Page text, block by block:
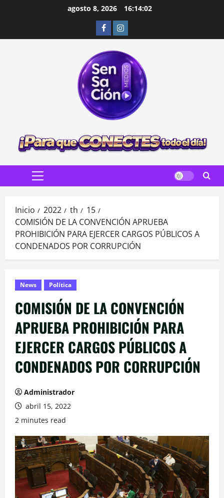
agosto 8, 2026 16:14:04
FacebookInstagram
Menú
Inicio 2022 th
15
COMISIÓN DE LA CONVENCIÓN APRUEBA
PROHIBICIÓN PARA EJERCER CARGOS PÚBLICOS A
CONDENADOS POR CORRUPCIÓN
News Política
COMISIÓN DE LA CONVENCIÓN
APRUEBA PROHIBICIÓN PARA
EJERCER CARGOS PÚBLICOS A
CONDENADOS POR CORRUPCIÓN
Administrador
abril 15, 2022
2 minutes read